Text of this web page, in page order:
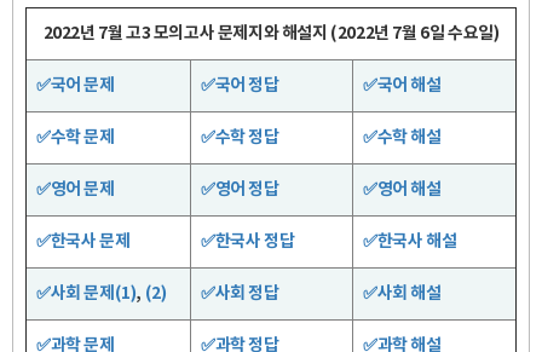
2022년 7월 고3 모의고사 문제지와 해설지 (2022년 7월 6일 수요일)
✅국어 문제 ✅국어 정답 ✅국어 해설
✅수학 문제 ✅수학 정답 ✅수학 해설
✅영어 문제 ✅영어 정답 ✅영어 해설
✅한국사 문제 ✅한국사 정답 ✅한국사 해설
✅사회 문제(1), (2) ✅사회 정답 ✅사회 해설
✅과학 문제 ✅과학 정답 ✅과학 해설